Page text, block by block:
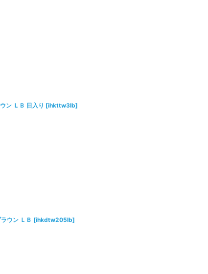
ン ＬＢ 日入り [ihkttw3lb]
ウン ＬＢ [ihkdtw205lb]